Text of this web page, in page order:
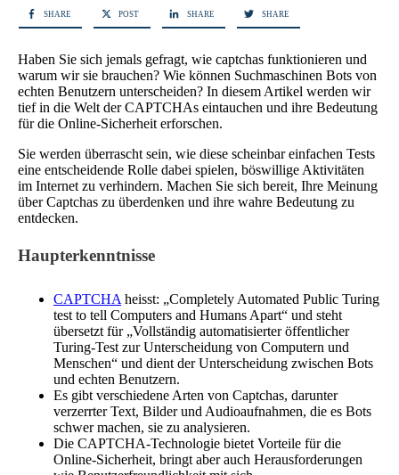
SHARE POST SHARE SHARE
Haben Sie sich jemals gefragt, wie captchas funktionieren und
warum wir sie brauchen? Wie können Suchmaschinen Bots von
echten Benutzern unterscheiden? In diesem Artikel werden wir
tief in die Welt der CAPTCHAs eintauchen und ihre Bedeutung
für die Online-Sicherheit erforschen.
Sie werden überrascht sein, wie diese scheinbar einfachen Tests
eine entscheidende Rolle dabei spielen, böswillige Aktivitäten
im Internet zu verhindern. Machen Sie sich bereit, Ihre Meinung
über Captchas zu überdenken und ihre wahre Bedeutung zu
entdecken.
Haupterkenntnisse
CAPTCHA heisst: „Completely Automated Public Turing
test to tell Computers and Humans Apart“ und steht
übersetzt für „Vollständig automatisierter öffentlicher
Turing-Test zur Unterscheidung von Computern und
Menschen“ und dient der Unterscheidung zwischen Bots
und echten Benutzern.
Es gibt verschiedene Arten von Captchas, darunter
verzerrter Text, Bilder und Audioaufnahmen, die es Bots
schwer machen, sie zu analysieren.
Die CAPTCHA-Technologie bietet Vorteile für die
Online-Sicherheit, bringt aber auch Herausforderungen